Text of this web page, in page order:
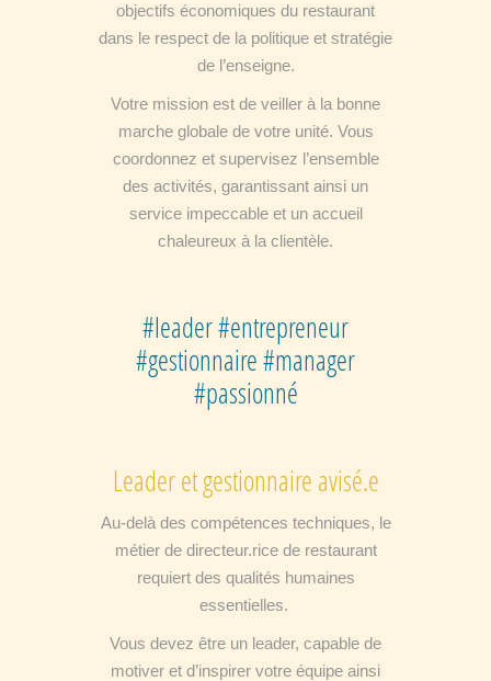
objectifs économiques du restaurant
dans le respect de la politique et stratégie
de l’enseigne.
Votre mission est de veiller à la bonne
marche globale de votre unité. Vous
coordonnez et supervisez l’ensemble
des activités, garantissant ainsi un
service impeccable et un accueil
chaleureux à la clientèle.
#leader #entrepreneur
#gestionnaire #manager
#passionné
Leader et gestionnaire avisé.e
Au-delà des compétences techniques, le
métier de directeur.rice de restaurant
requiert des qualités humaines
essentielles.
Vous devez être un leader, capable de
motiver et d’inspirer votre équipe ainsi